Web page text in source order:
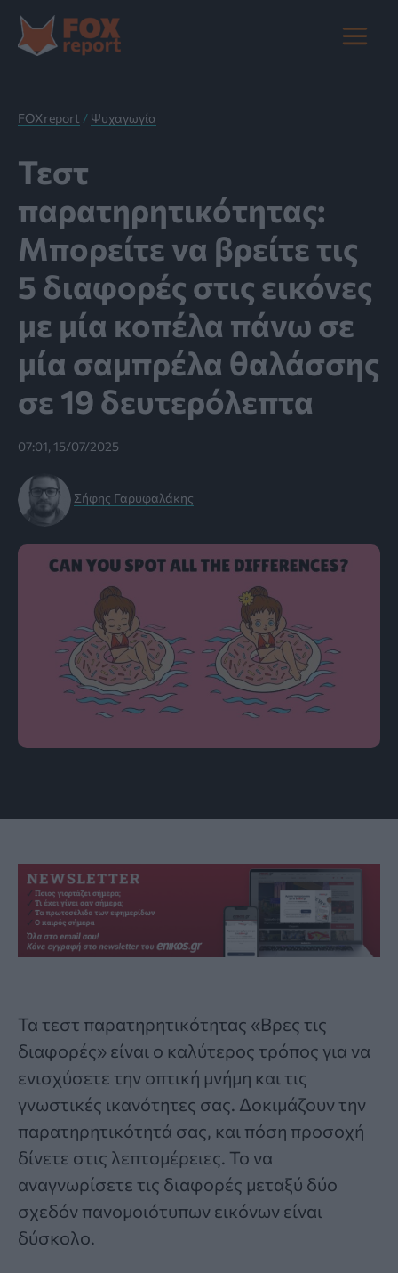
στο
περιεχόμενο
Main
FOXreport / Ψυχαγωγία
Τεστ
παρατηρητικότητας:
Μπορείτε να βρείτε τις
5 διαφορές στις εικόνες
με μία κοπέλα πάνω σε
μία σαμπρέλα θαλάσσης
σε 19 δευτερόλεπτα
07:01, 15/07/2025
Σήφης Γαρυφαλάκης
Τα τεστ παρατηρητικότητας «Βρες τις
διαφορές» είναι ο καλύτερος τρόπος για να
ενισχύσετε την οπτική μνήμη και τις
γνωστικές ικανότητες σας. Δοκιμάζουν την
παρατηρητικότητά σας, και πόση προσοχή
δίνετε στις λεπτομέρειες. Το να
αναγνωρίσετε τις διαφορές μεταξύ δύο
σχεδόν πανομοιότυπων εικόνων είναι
δύσκολο.